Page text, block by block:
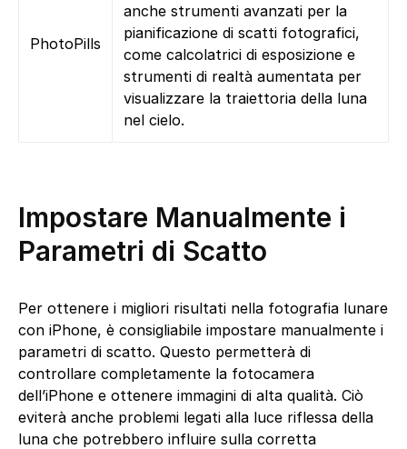
PhotoPills
anche strumenti avanzati per la
pianificazione di scatti fotografici,
come calcolatrici di esposizione e
strumenti di realtà aumentata per
visualizzare la traiettoria della luna
nel cielo.
Impostare Manualmente i
Parametri di Scatto
Per ottenere i migliori risultati nella fotografia lunare
con iPhone, è consigliabile impostare manualmente i
parametri di scatto. Questo permetterà di
controllare completamente la fotocamera
dell’iPhone e ottenere immagini di alta qualità. Ciò
eviterà anche problemi legati alla luce riflessa della
luna che potrebbero influire sulla corretta